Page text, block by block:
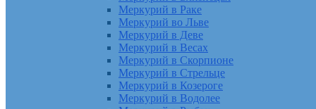
Меркурий в Раке
Меркурий во Льве
Меркурий в Деве
Меркурий в Весах
Меркурий в Скорпионе
Меркурий в Стрельце
Меркурий в Козероге
Меркурий в Водолее